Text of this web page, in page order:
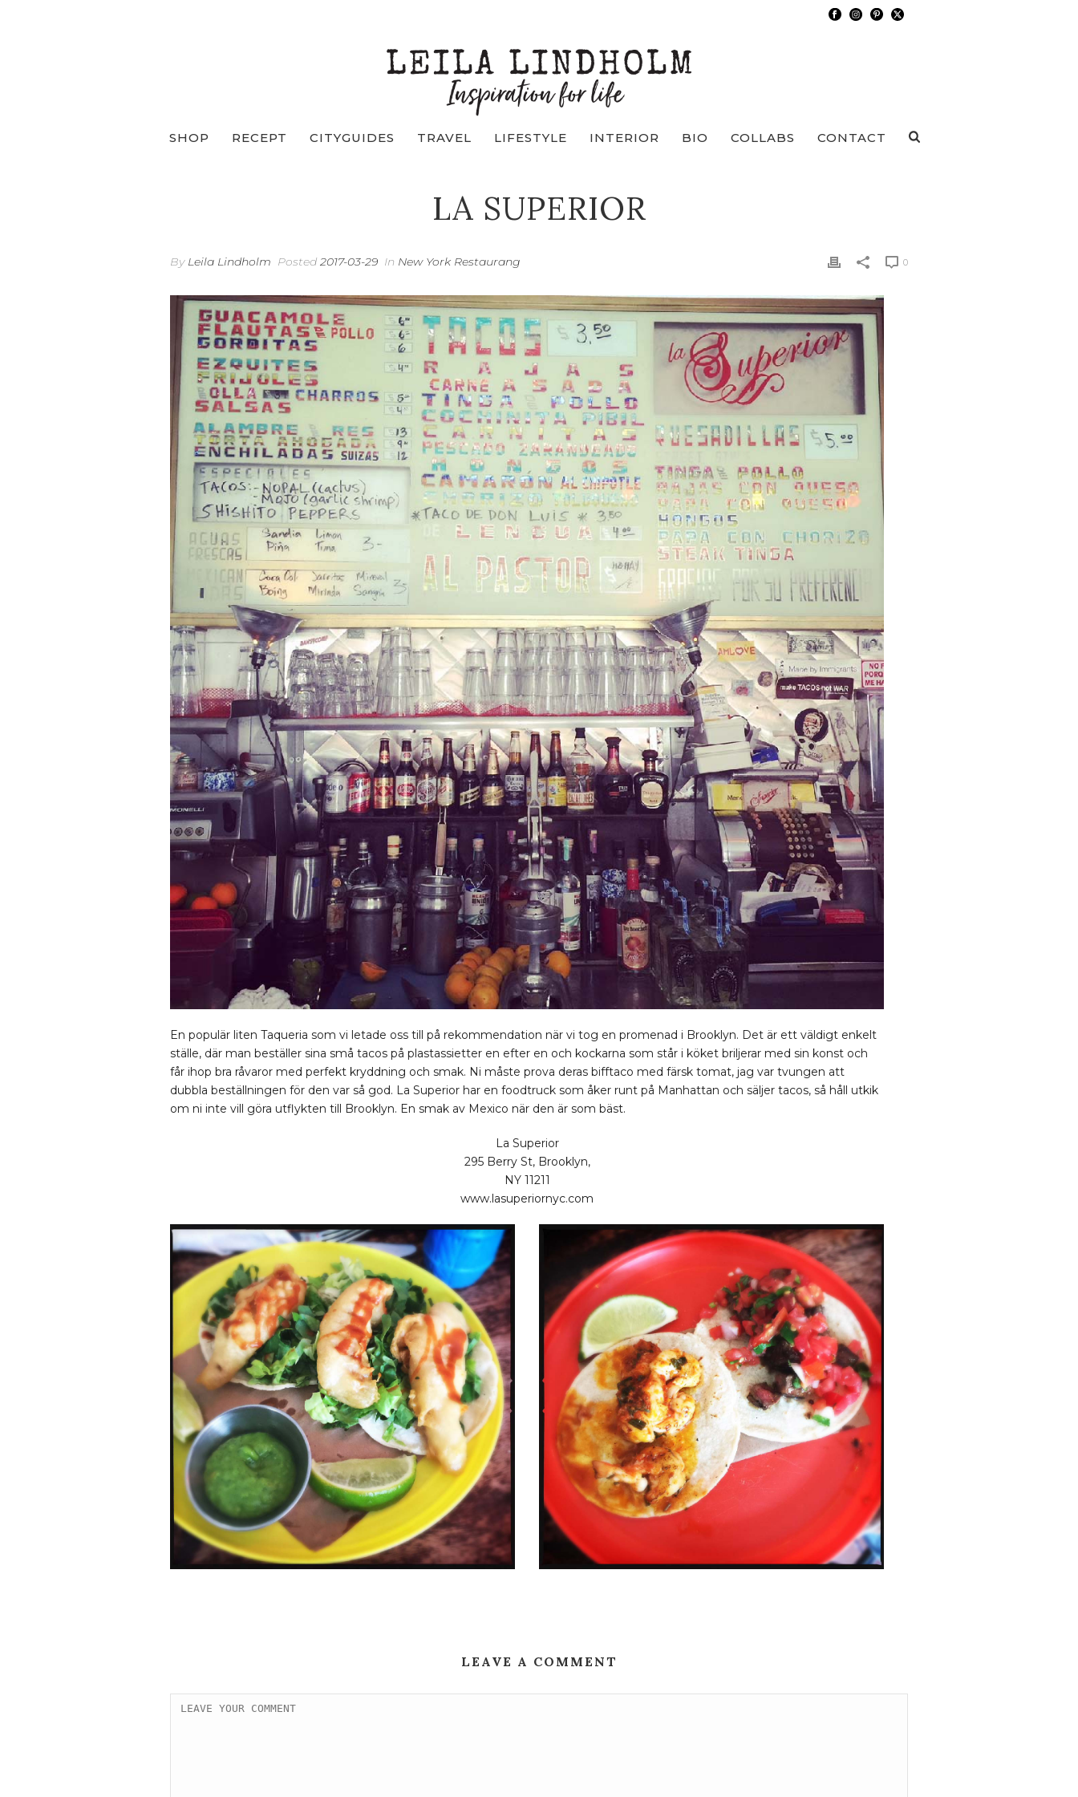
SHOP RECEPT CITYGUIDES TRAVEL LIFESTYLE INTERIOR BIO COLLABS CONTACT
LA SUPERIOR
By Leila Lindholm Posted 2017-03-29 In New York Restaurang 0
En populär liten Taqueria som vi letade oss till på rekommendation när vi tog en promenad i Brooklyn. Det är ett väldigt enkelt
ställe, där man beställer sina små tacos på plastassietter en efter en och kockarna som står i köket briljerar med sin konst och
får ihop bra råvaror med perfekt kryddning och smak. Ni måste prova deras bifftaco med färsk tomat, jag var tvungen att
dubbla beställningen för den var så god. La Superior har en foodtruck som åker runt på Manhattan och säljer tacos, så håll utkik
om ni inte vill göra utflykten till Brooklyn. En smak av Mexico när den är som bäst.
La Superior
295 Berry St, Brooklyn,
NY 11211
www.lasuperiornyc.com
LEAVE A COMMENT